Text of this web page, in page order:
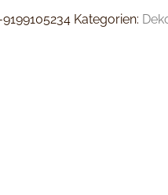
Kategorien: